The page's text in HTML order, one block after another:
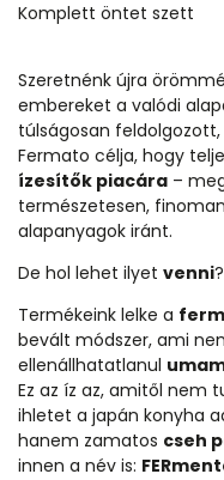
Komplett öntet szett
Szeretnénk újra
embereket a valódi
túlságosan
Fermato célja, hogy
ízesítők piacára –
természetesen,
alapanyagok iránt.
De hol lehet ilyet venni?
Termékeink lelke a
bevált módszer, ami
ellenállhatatlanul
Ez az íz az, amitől nem
ihletet a japán konyha
hanem zamatos cseh
innen a név is: